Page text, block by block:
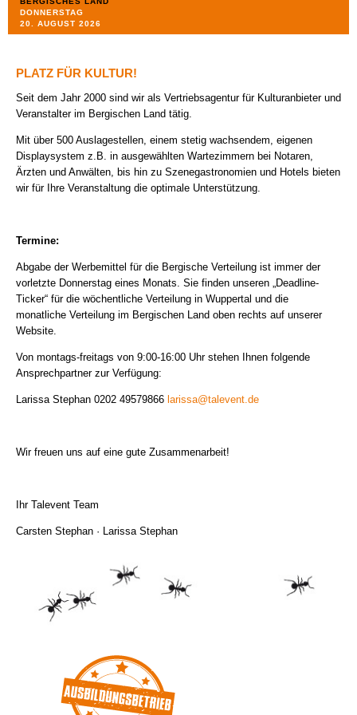
REFERENZEN
DATENSCHUTZ
AGB
DONNERSTAG
20. AUGUST 2026
PLATZ FÜR KULTUR!
Seit dem Jahr 2000 sind wir als Vertriebsagentur für Kulturanbieter und
Veranstalter im Bergischen Land tätig.
Mit über 500 Auslagestellen, einem stetig wachsendem, eigenen
Displaysystem z.B. in ausgewählten Wartezimmern bei Notaren,
Ärzten und Anwälten, bis hin zu Szenegastronomien und Hotels bieten
wir für Ihre Veranstaltung die optimale Unterstützung.
Termine:
Abgabe der Werbemittel für die Bergische Verteilung ist immer der
vorletzte Donnerstag eines Monats. Sie finden unseren „Deadline-
Ticker“ für die wöchentliche Verteilung in Wuppertal und die
monatliche Verteilung im Bergischen Land oben rechts auf unserer
Website.
Von montags-freitags von 9:00-16:00 Uhr stehen Ihnen folgende
Ansprechpartner zur Verfügung:
Larissa Stephan 0202 49579866 larissa@talevent.de
Wir freuen uns auf eine gute Zusammenarbeit!
Ihr Talevent Team
Carsten Stephan · Larissa Stephan